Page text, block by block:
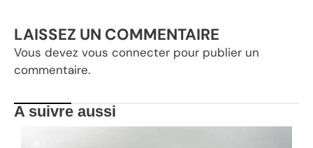
LAISSEZ UN COMMENTAIRE
Vous devez vous connecter pour publier un
commentaire.
A suivre aussi